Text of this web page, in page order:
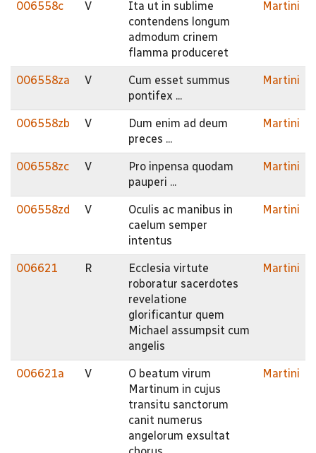
006558c V
Ita ut in sublime
contendens longum
admodum crinem
flamma produceret
Martini
006558za V
Cum esset summus
pontifex ...
Martini
006558zb V
Dum enim ad deum
preces ...
Martini
006558zc V
Pro inpensa quodam
pauperi ...
Martini
006558zd V
Oculis ac manibus in
caelum semper
intentus
Martini
006621 R
Ecclesia virtute
roboratur sacerdotes
revelatione
glorificantur quem
Michael assumpsit cum
angelis
Martini
006621a V
O beatum virum
Martinum in cujus
transitu sanctorum
canit numerus
angelorum exsultat
Martini